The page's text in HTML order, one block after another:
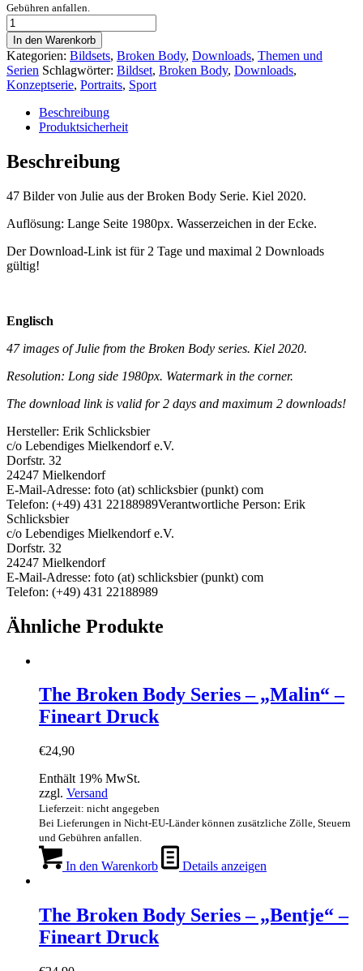
Gebühren anfallen.
Broken
Body
Serie
-
"Julie
2"
(Download)
[Digital]
Menge
In den Warenkorb
Kategorien: Bildsets, Broken Body, Downloads, Themen und
Serien Schlagwörter: Bildset, Broken Body, Downloads,
Konzeptserie, Portraits, Sport
Beschreibung
Produktsicherheit
Beschreibung
47 Bilder von Julie aus der Broken Body Serie. Kiel 2020.
Auflösung: Lange Seite 1980px. Wasserzeichen in der Ecke.
Der Download-Link ist für 2 Tage und maximal 2 Downloads
gültig!
Englisch
47 images of Julie from the Broken Body series. Kiel 2020.
Resolution: Long side 1980px. Watermark in the corner.
The download link is valid for 2 days and maximum 2 downloads!
Hersteller: Erik Schlicksbier
c/o Lebendiges Mielkendorf e.V.
Dorfstr. 32
24247 Mielkendorf
E-Mail-Adresse: foto (at) schlicksbier (punkt) com
Telefon: (+49) 431 22188989Verantwortliche Person: Erik
Schlicksbier
c/o Lebendiges Mielkendorf e.V.
Dorfstr. 32
24247 Mielkendorf
E-Mail-Adresse: foto (at) schlicksbier (punkt) com
Telefon: (+49) 431 22188989
Ähnliche Produkte
The Broken Body Series – „Malin“ –
Fineart Druck
€24,90
Enthält 19% MwSt.
zzgl. Versand
Lieferzeit: nicht angegeben
Bei Lieferungen in Nicht-EU-Länder können zusätzliche Zölle, Steuern
und Gebühren anfallen.
In den Warenkorb Details anzeigen
The Broken Body Series – „Bentje“ –
Fineart Druck